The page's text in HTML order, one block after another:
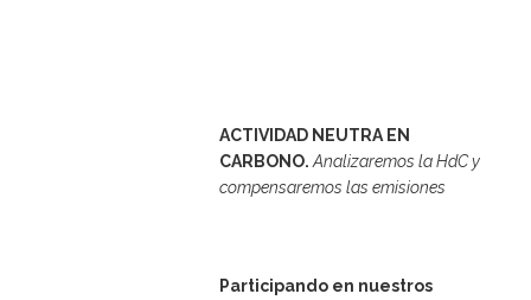
ACTIVIDAD NEUTRA EN
CARBONO. Analizaremos la HdC y
compensaremos las emisiones
Participando en nuestros